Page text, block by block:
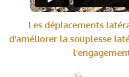
Les déplacements
d'améliorer la souplesse